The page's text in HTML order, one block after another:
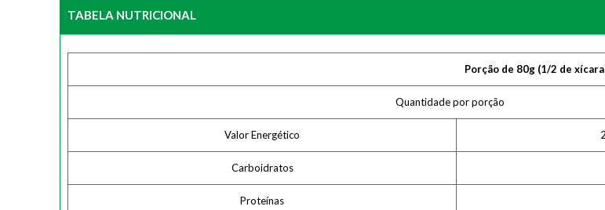
TABELA NUTRICIONAL
Porção de 80g (1/2 de
Quantidade por porção
Valor Energético
Carboidratos
Proteínas